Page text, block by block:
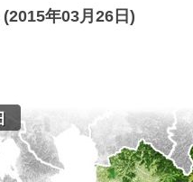
(2015年03月26日)